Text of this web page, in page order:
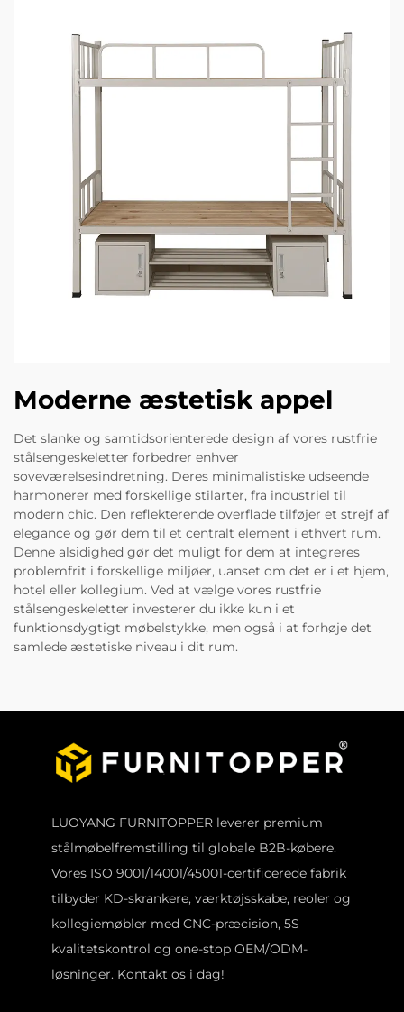
Moderne æstetisk appel
Det slanke og samtidsorienterede design af vores rustfrie
stålsengeskeletter forbedrer enhver
soveværelsesindretning. Deres minimalistiske udseende
harmonerer med forskellige stilarter, fra industriel til
modern chic. Den reflekterende overflade tilføjer et strejf af
elegance og gør dem til et centralt element i ethvert rum.
Denne alsidighed gør det muligt for dem at integreres
problemfrit i forskellige miljøer, uanset om det er i et hjem,
hotel eller kollegium. Ved at vælge vores rustfrie
stålsengeskeletter investerer du ikke kun i et
funktionsdygtigt møbelstykke, men også i at forhøje det
samlede æstetiske niveau i dit rum.
LUOYANG FURNITOPPER leverer premium
stålmøbelfremstilling til globale B2B-købere.
Vores ISO 9001/14001/45001-certificerede fabrik
tilbyder KD-skrankere, værktøjsskabe, reoler og
kollegiemøbler med CNC-præcision, 5S
kvalitetskontrol og one-stop OEM/ODM-
løsninger. Kontakt os i dag!